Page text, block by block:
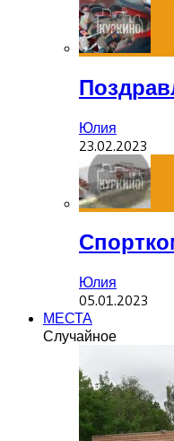
Юлия
23.02.2023
Юлия
05.01.2023
МЕСТА
Случайное